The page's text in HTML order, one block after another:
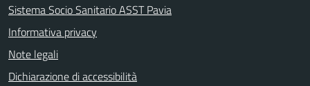
Sistema Socio Sanitario ASST Pavia
Informativa privacy
Note legali
Dichiarazione di accessibilità